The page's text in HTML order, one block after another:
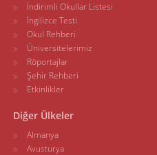
İndirimli Okullar Listesi
İngilizce Testi
Okul Rehberi
Üniversitelerimiz
Röportajlar
Şehir Rehberi
Etkinlikler
Diğer Ülkeler
Almanya
Avusturya